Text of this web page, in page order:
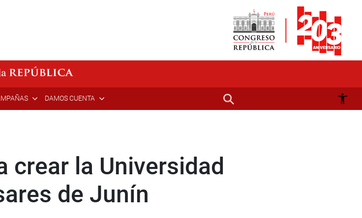
DAMOS CUENTA
crear la Universidad
de Junín